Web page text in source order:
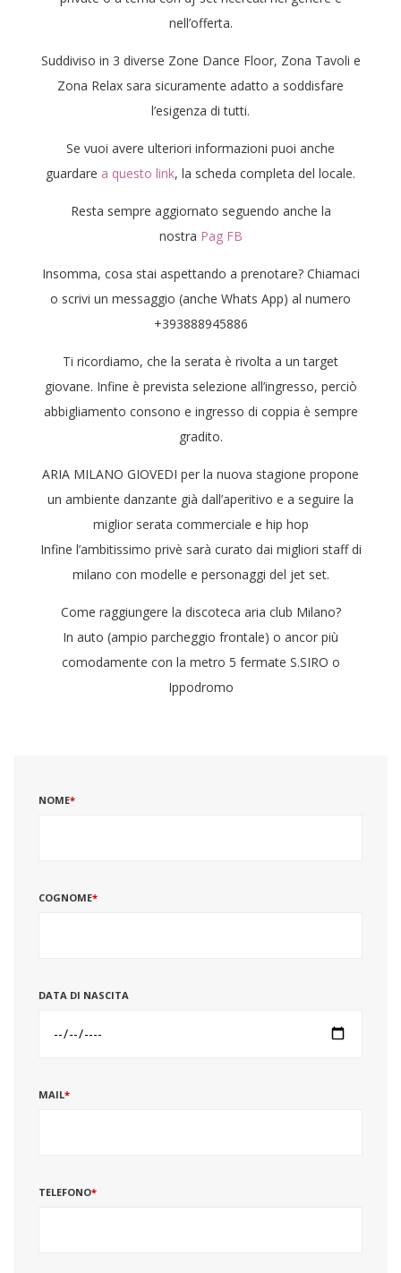
nell’offerta.
Suddiviso in 3 diverse Zone Dance Floor, Zona Tavoli e
Zona Relax sara sicuramente adatto a soddisfare
l’esigenza di tutti.
Se vuoi avere ulteriori informazioni puoi anche
guardare a questo link, la scheda completa del locale.
Resta sempre aggiornato seguendo anche la
nostra Pag FB
Insomma, cosa stai aspettando a prenotare? Chiamaci
o scrivi un messaggio (anche Whats App) al numero
+393888945886
Ti ricordiamo, che la serata è rivolta a un target
giovane. Infine è prevista selezione all’ingresso, perciò
abbigliamento consono e ingresso di coppia è sempre
gradito.
ARIA MILANO GIOVEDI per la nuova stagione propone
un ambiente danzante già dall’aperitivo e a seguire la
miglior serata commerciale e hip hop
Infine l’ambitissimo privè sarà curato dai migliori staff di
milano con modelle e personaggi del jet set.
Come raggiungere la discoteca aria club Milano?
In auto (ampio parcheggio frontale) o ancor più
comodamente con la metro 5 fermate S.SIRO o
Ippodromo
NOME*
COGNOME*
DATA DI NASCITA
MAIL*
TELEFONO*